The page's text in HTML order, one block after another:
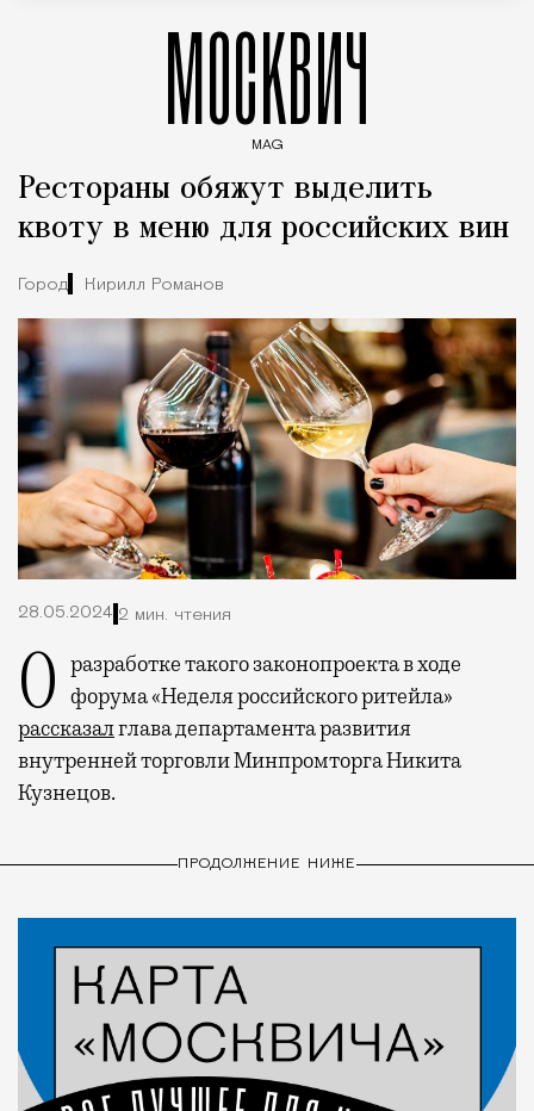
МОСКВИЧ
MAG
Рестораны обяжут выделить
квоту в меню для российских вин
Город Кирилл Романов
28.05.2024 2 мин. чтения
О разработке такого законопроекта в ходе форума «Неделя российского ритейла»
рассказалглава департамента развития
внутренней торговли Минпромторга Никита
Кузнецов.
ПРОДОЛЖЕНИЕ НИЖЕ